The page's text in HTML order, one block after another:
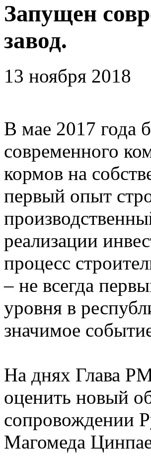
Запущен
завод.
13 ноября 2018
В мае 2017 года
современного
кормов на
первый опыт
реализации
процесс
– не всегда
уровня в
значимое
На днях Глава
оценить новый
сопровождении
Магомеда